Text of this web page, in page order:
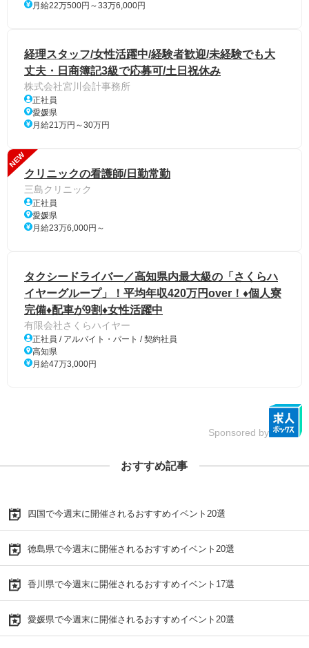
月給22万500円～33万6,000円
経理スタッフ/女性活躍中/経験者歓迎/未経験でも大
丈夫・日商簿記3級で応募可/土日祝休み
株式会社宮川会計事務所
正社員
愛媛県
月給21万円～30万円
NEW
クリニックの看護師/日勤常勤
三島クリニック
正社員
愛媛県
月給23万6,000円～
タクシードライバー／高知県内最大級の「さくらハ
イヤーグループ」！平均年収420万円over！♦個人寮
完備♦配車が9割♦女性活躍中
有限会社さくらハイヤー
正社員 / アルバイト・パート / 契約社員
高知県
月給47万3,000円
Sponsored by
おすすめ記事
四国で今週末に開催されるおすすめイベント20選
徳島県で今週末に開催されるおすすめイベント20選
香川県で今週末に開催されるおすすめイベント17選
愛媛県で今週末に開催されるおすすめイベント20選